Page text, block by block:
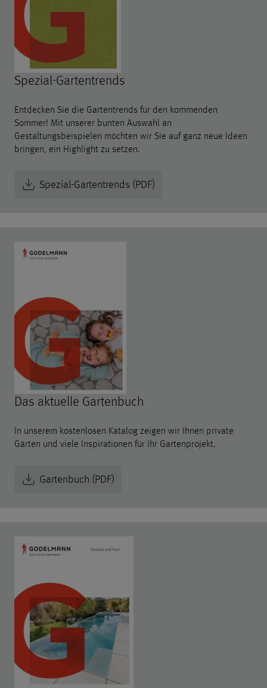
Spezial-Gartentrends
Entdecken Sie die Gartentrends für den kommenden
Sommer! Mit unserer bunten Auswahl an
Gestaltungsbeispielen möchten wir Sie auf ganz neue Ideen
bringen, ein Highlight zu setzen.
Spezial-Gartentrends (PDF)
Das aktuelle Gartenbuch
In unserem kostenlosen Katalog zeigen wir Ihnen private
Gärten und viele Inspirationen für Ihr Gartenprojekt.
Gartenbuch (PDF)